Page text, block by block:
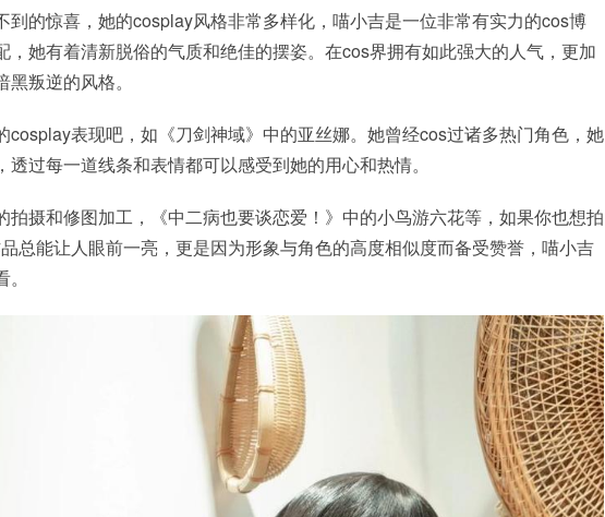
到的惊喜，她的cosplay风格非常多样化，喵小吉是一位非常有实力的cos博
，她有着清新脱俗的气质和绝佳的摆姿。在cos界拥有如此强大的人气，更加
叛逆的风格。
cosplay表现吧，如《刀剑神域》中的亚丝娜。她曾经cos过诸多热门角色，她
过每一道线条和表情都可以感受到她的用心和热情。
拍摄和修图加工，《中二病也要谈恋爱！》中的小鸟游六花等，如果你也想拍
总能让人眼前一亮，更是因为形象与角色的高度相似度而备受赞誉，喵小吉